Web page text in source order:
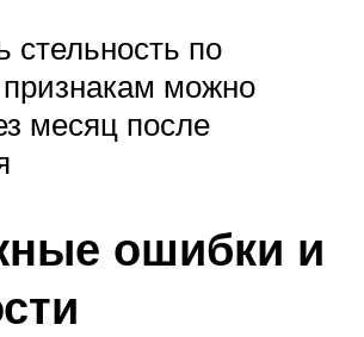
стельность по
можно
месяц после
ошибки и